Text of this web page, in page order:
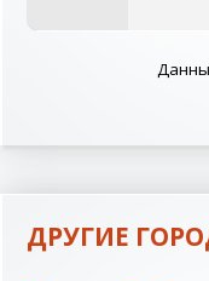
ДРУГИЕ